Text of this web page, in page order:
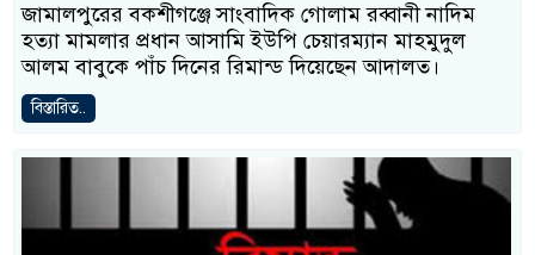
জামালপুরের বকশীগঞ্জে সাংবাদিক গোলাম রব্বানী নাদিম
হত্যা মামলার প্রধান আসামি ইউপি চেয়ারম্যান মাহমুদুল
আলম বাবুকে পাঁচ দিনের রিমান্ড দিয়েছেন আদালত।
বিস্তারিত..